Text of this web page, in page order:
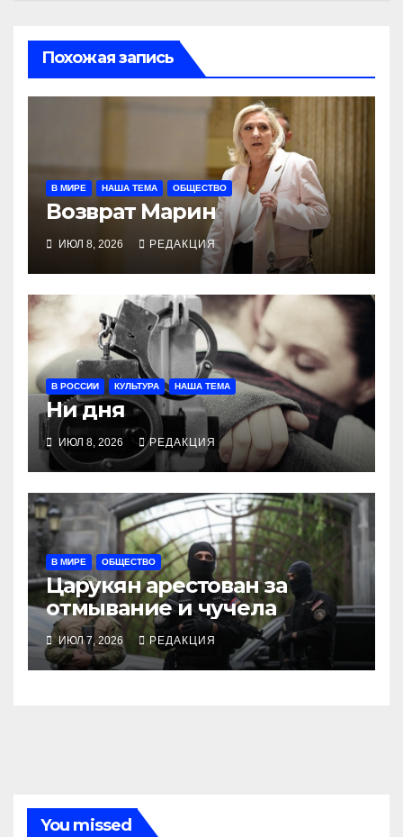
Похожая запись
В МИРЕ НАША ТЕМА ОБЩЕСТВО
Возврат Марин
ИЮЛ 8, 2026 РЕДАКЦИЯ
В РОССИИ КУЛЬТУРА НАША ТЕМА
Ни дня
ИЮЛ 8, 2026 РЕДАКЦИЯ
В МИРЕ ОБЩЕСТВО
Царукян арестован за
отмывание и чучела
ИЮЛ 7, 2026 РЕДАКЦИЯ
You missed